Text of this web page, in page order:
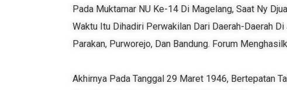
Pada Muktamar NU Ke-14 Di Magelang, Saat Ny
Waktu Itu Dihadiri Perwakilan Dari Daerah-Daerah
Parakan, Purworejo, Dan Bandung. Forum
Akhirnya Pada Tanggal 29 Maret 1946, Bertepatan